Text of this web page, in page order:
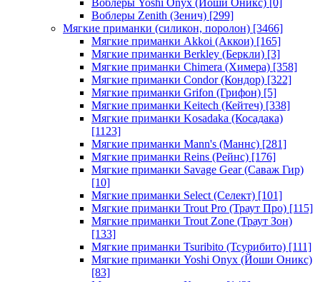
Воблеры Yoshi Onyx (Йоши Оникс) [0]
Воблеры Zenith (Зенич) [299]
Мягкие приманки (силикон, поролон) [3466]
Мягкие приманки Akkoi (Аккои) [165]
Мягкие приманки Berkley (Беркли) [3]
Мягкие приманки Chimera (Химера) [358]
Мягкие приманки Condor (Кондор) [322]
Мягкие приманки Grifon (Грифон) [5]
Мягкие приманки Keitech (Кейтеч) [338]
Мягкие приманки Kosadaka (Косадака)
[1123]
Мягкие приманки Mann's (Маннс) [281]
Мягкие приманки Reins (Рейнс) [176]
Мягкие приманки Savage Gear (Саваж Гир)
[10]
Мягкие приманки Select (Селект) [101]
Мягкие приманки Trout Pro (Траут Про) [115]
Мягкие приманки Trout Zone (Траут Зон)
[133]
Мягкие приманки Tsuribito (Тсурибито) [111]
Мягкие приманки Yoshi Onyx (Йоши Оникс)
[83]